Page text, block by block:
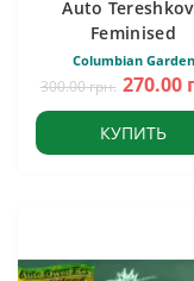
Auto
Feminised
Columbian Garden
300.00 грн. 270.00
КУПИТЬ